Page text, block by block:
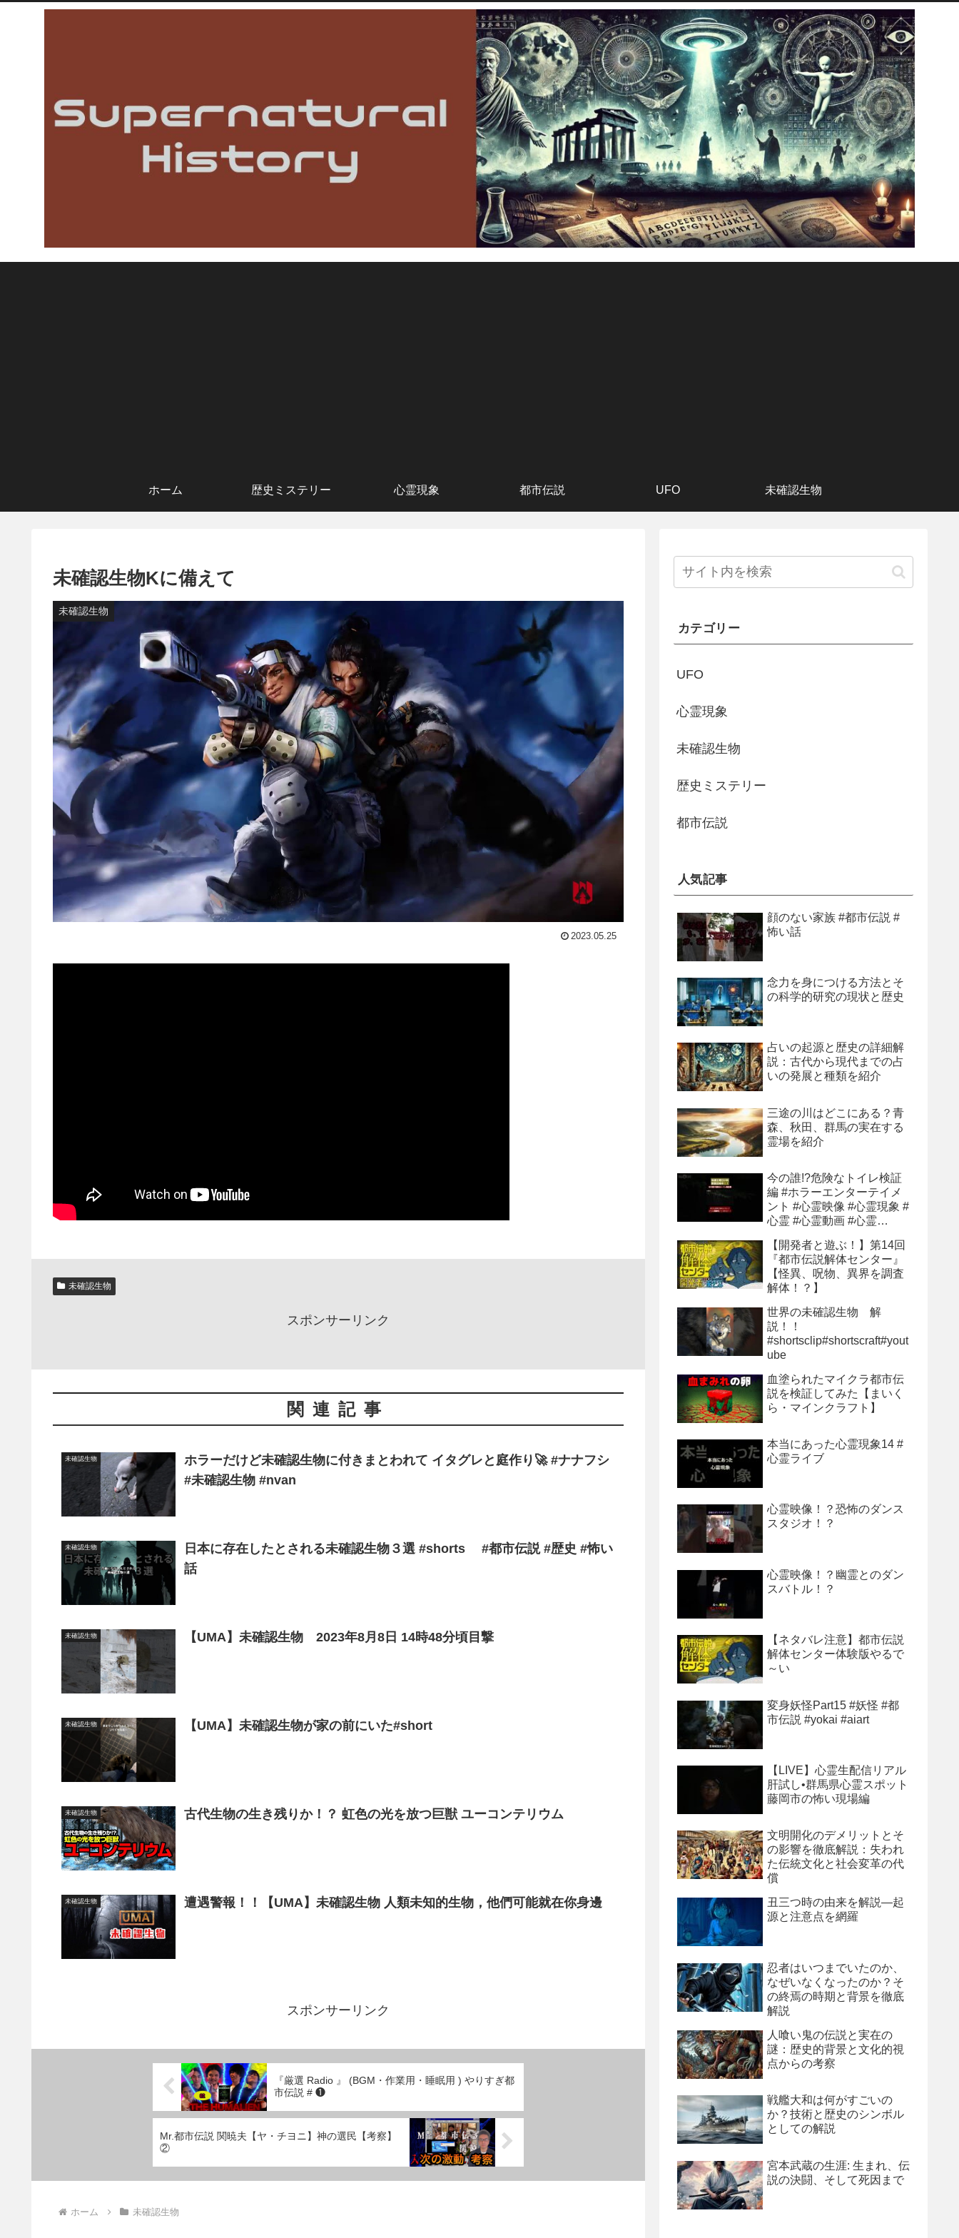
ホーム 歴史ミステリー 心霊現象 都市伝説 UFO 未確認生物
未確認生物Kに備えて
未確認生物
2023.05.25
未確認生物
スポンサーリンク
関連記事
未確認生物
ホラーだけど未確認生物に付きまとわれて イタグレと庭作り🚀 #ナナフシ
#未確認生物 #nvan
未確認生物
日本に存在したとされる未確認生物３選 #shorts #都市伝説 #歴史 #怖い
話
未確認生物 【UMA】未確認生物 2023年8月8日 14時48分頃目撃
未確認生物 【UMA】未確認生物が家の前にいた#short
未確認生物 古代生物の生き残りか！？ 虹色の光を放つ巨獣 ユーコンテリウム
未確認生物 遭遇警報！！【UMA】未確認生物 人類未知的生物，他們可能就在你身邊
スポンサーリンク
『厳選 Radio 』 (BGM・作業用・睡眠用 ) やりすぎ都
市伝説 # ❶
Mr.都市伝説 関暁夫【ヤ・チヨニ】神の選民【考察】
②
ホーム 未確認生物
カテゴリー
UFO
心霊現象
未確認生物
歴史ミステリー
都市伝説
人気記事
顔のない家族 #都市伝説 #
怖い話
念力を身につける方法とそ
の科学的研究の現状と歴史
占いの起源と歴史の詳細解
説：古代から現代までの占
いの発展と種類を紹介
三途の川はどこにある？青
森、秋田、群馬の実在する
霊場を紹介
今の誰!?危険なトイレ検証
編 #ホラーエンターテイメ
ント #心霊映像 #心霊現象 #
心霊 #心霊動画 #心霊
【開発者と遊ぶ！】第14回
『都市伝説解体センター』
【怪異、呪物、異界を調査
解体！？】
世界の未確認生物 解
説！！
#shortsclip#shortscraft#yout
ube
血塗られたマイクラ都市伝
説を検証してみた【まいく
ら・マインクラフト】
本当にあった心霊現象14 #
心霊ライブ
心霊映像！？恐怖のダンス
スタジオ！？
心霊映像！？幽霊とのダン
スバトル！？
【ネタバレ注意】都市伝説
解体センター体験版やるで
～い
変身妖怪Part15 #妖怪 #都
市伝説 #yokai #aiart
【LIVE】心霊生配信リアル
肝試し•群馬県心霊スポット
藤岡市の怖い現場編
文明開化のデメリットとそ
の影響を徹底解説：失われ
た伝統文化と社会変革の代
償
丑三つ時の由来を解説―起
源と注意点を網羅
忍者はいつまでいたのか、
なぜいなくなったのか？そ
の終焉の時期と背景を徹底
解説
人喰い鬼の伝説と実在の
謎：歴史的背景と文化的視
点からの考察
戦艦大和は何がすごいの
か？技術と歴史のシンボル
としての解説
宮本武蔵の生涯: 生まれ、伝
説の決闘、そして死因まで